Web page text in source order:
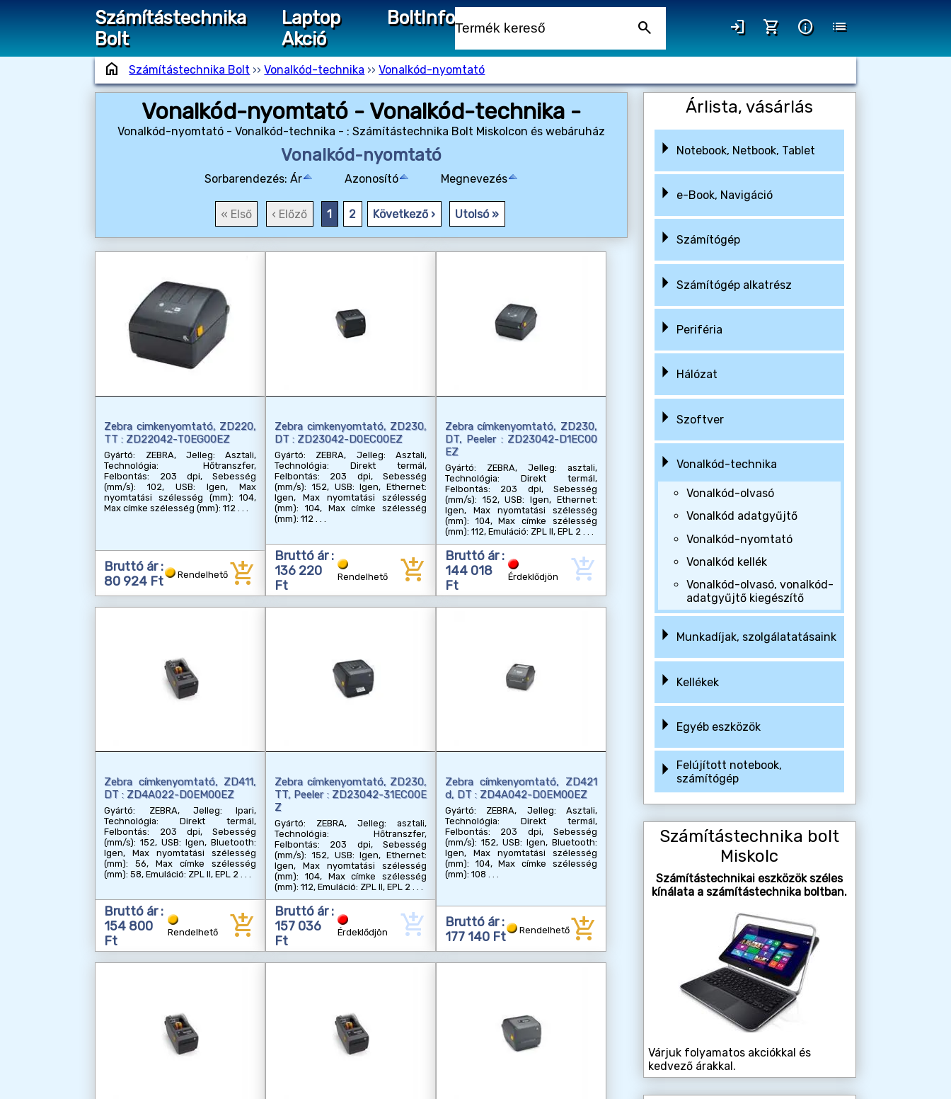
Számítástechnika
Bolt
Laptop
Akció
BoltInfo search login shopping_cart info list
home Számítástechnika Bolt ››Vonalkód-technika ››Vonalkód-nyomtató
Vonalkód-nyomtató - Vonalkód-technika -
Vonalkód-nyomtató - Vonalkód-technika - : Számítástechnika Bolt Miskolcon és webáruház
Vonalkód-nyomtató
Sorbarendezés: Ár Azonosító Megnevezés
« Első ‹ Előző 1 2 Következő › Utolsó »
Zebra cimkenyomtató, ZD220,
TT : ZD22042-T0EG00EZ
Gyártó: ZEBRA, Jelleg: Asztali,
Technológia: Hőtranszfer,
Felbontás: 203 dpi, Sebesség
(mm/s): 102, USB: Igen, Max
nyomtatási szélesség (mm): 104,
Max címke szélesség (mm): 112
Bruttó ár :
80 924 Ft
Rendelhető add_shopping_cart
Zebra cimkenyomtató, ZD230,
DT : ZD23042-D0EC00EZ
Gyártó: ZEBRA, Jelleg: Asztali,
Technológia: Direkt termál,
Felbontás: 203 dpi, Sebesség
(mm/s): 152, USB: Igen, Ethernet:
Igen, Max nyomtatási szélesség
(mm): 104, Max címke szélesség
(mm): 112
Bruttó ár :
136 220
Ft
Rendelhető add_shopping_cart
Zebra címkenyomtató, ZD230,
DT, Peeler : ZD23042-D1EC00
EZ
Gyártó: ZEBRA, Jelleg: asztali,
Technológia: Direkt termál,
Felbontás: 203 dpi, Sebesség
(mm/s): 152, USB: Igen, Ethernet:
Igen, Max nyomtatási szélesség
(mm): 104, Max címke szélesség
(mm): 112, Emuláció: ZPL II, EPL 2
Bruttó ár :
144 018
Ft
Érdeklődjön add_shopping_cart
Zebra címkenyomtató, ZD411,
DT : ZD4A022-D0EM00EZ
Gyártó: ZEBRA, Jelleg: Ipari,
Technológia: Direkt termál,
Felbontás: 203 dpi, Sebesség
(mm/s): 152, USB: Igen, Bluetooth:
Igen, Max nyomtatási szélesség
(mm): 56, Max címke szélesség
(mm): 58, Emuláció: ZPL II, EPL 2
Bruttó ár :
154 800
Ft
Rendelhető add_shopping_cart
Zebra címkenyomtató, ZD230,
TT, Peeler : ZD23042-31EC00E
Z
Gyártó: ZEBRA, Jelleg: asztali,
Technológia: Hőtranszfer,
Felbontás: 203 dpi, Sebesség
(mm/s): 152, USB: Igen, Ethernet:
Igen, Max nyomtatási szélesség
(mm): 104, Max címke szélesség
(mm): 112, Emuláció: ZPL II, EPL 2
Bruttó ár :
157 036
Ft
Érdeklődjön add_shopping_cart
Zebra címkenyomtató, ZD421
d, DT : ZD4A042-D0EM00EZ
Gyártó: ZEBRA, Jelleg: Asztali,
Technológia: Direkt termál,
Felbontás: 203 dpi, Sebesség
(mm/s): 152, USB: Igen, Bluetooth:
Igen, Max nyomtatási szélesség
(mm): 104, Max címke szélesség
(mm): 108
Bruttó ár :
177 140 Ft
Rendelhetőadd_shopping_cart
Árlista, vásárlás
Notebook, Netbook, Tablet
e-Book, Navigáció
Számítógép
Számítógép alkatrész
Periféria
Hálózat
Szoftver
Vonalkód-technika
Vonalkód-olvasó
Vonalkód adatgyűjtő
Vonalkód-nyomtató
Vonalkód kellék
Vonalkód-olvasó, vonalkód-
adatgyűjtő kiegészítő
Munkadíjak, szolgálatatásaink
Kellékek
Egyéb eszközök
Felújított notebook,
számítógép
Számítástechnika bolt
Miskolc
Számítástechnikai eszközök széles
kínálata a számítástechnika boltban.
Várjuk folyamatos akciókkal és
kedvező árakkal.